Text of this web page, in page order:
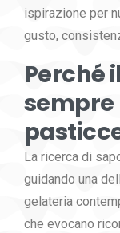
ispirazione per
gusto,
Perché
sempre
La ricerca di
guidando una
gelateria
che evocano